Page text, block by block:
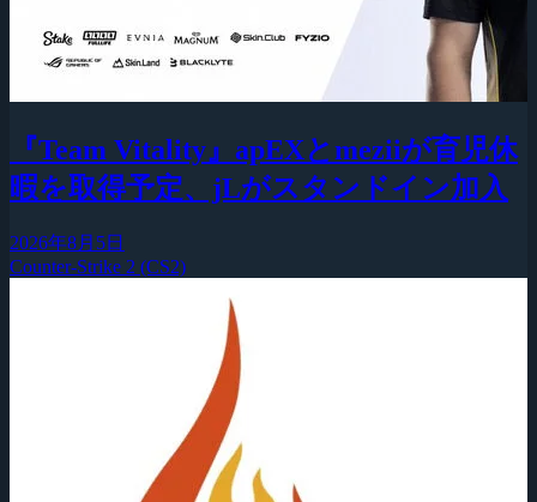
『Team Vitality』apEXとmeziiが育児休
暇を取得予定、jLがスタンドイン加入
2026年8月5日
Counter-Strike 2 (CS2)